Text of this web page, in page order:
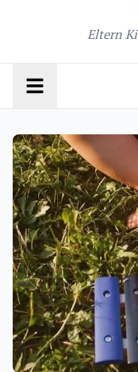
Eltern